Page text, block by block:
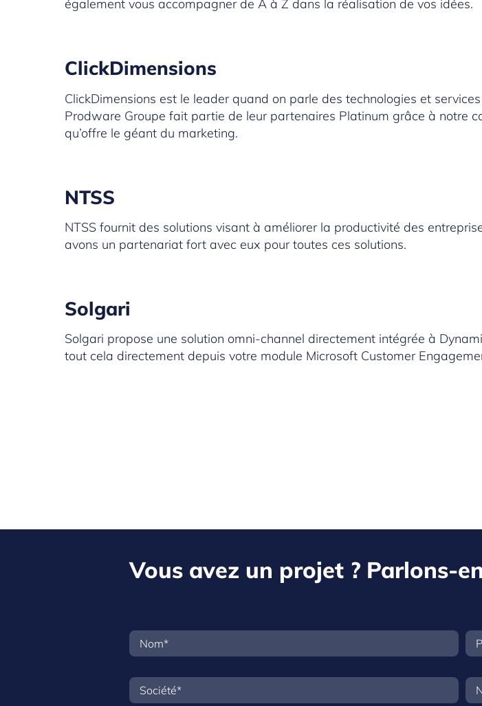
également vous accompagner de A à Z dans la réalisation de vos idées.
ClickDimensions
ClickDimensions est le leader quand on parle des technologies et
Prodware Groupe fait partie de leur partenaires Platinum grâce à notre
qu’offre le géant du marketing.
NTSS
NTSSfournit des solutions visant à améliorer la productivité des
avons un partenariat fort avec eux pour toutes ces solutions.
Solgari
Solgari propose une solution omni-channel directement intégrée à
tout cela directement depuis votre module Microsoft Customer
Vous avez un projet ? Parlons-